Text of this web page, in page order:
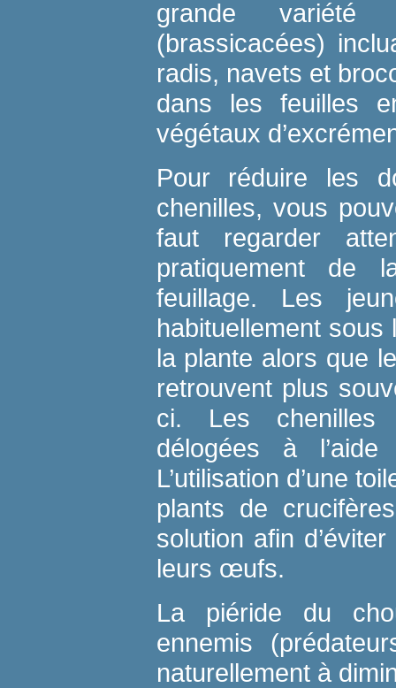
grande variété
(brassicacées)
radis, navets et
dans les feuilles
végétaux
Pour réduire les
chenilles, vous
faut regarder
pratiquement de
feuillage. Les
habituellement
la plante alors que
retrouvent plus
ci. Les chenilles
délogées à l’aide
L’utilisation d’une
plants de
solution afin
leurs œufs.
La piéride du
ennemis
naturellement à